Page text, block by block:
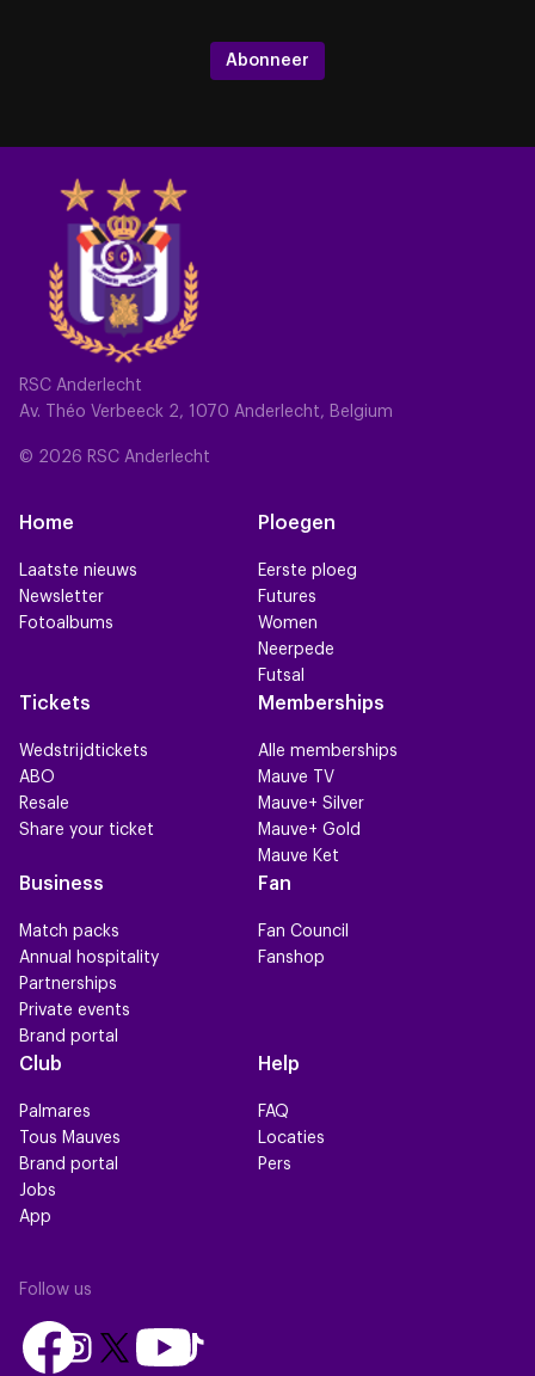
RSC Anderlecht
Av. Théo Verbeeck 2, 1070 Anderlecht, Belgium
© 2026 RSC Anderlecht
Home
Laatste nieuws
Newsletter
Fotoalbums
Ploegen
Eerste ploeg
Futures
Women
Neerpede
Futsal
Tickets
Wedstrijdtickets
ABO
Resale
Share your ticket
Memberships
Alle memberships
Mauve TV
Mauve+ Silver
Mauve+ Gold
Mauve Ket
Business
Match packs
Annual hospitality
Partnerships
Private events
Brand portal
Fan
Fan Council
Fanshop
Club
Palmares
Tous Mauves
Brand portal
Jobs
App
Help
FAQ
Locaties
Pers
Follow us
Follow
us
FollowFollow
Follow
us
Follow
Abonneer